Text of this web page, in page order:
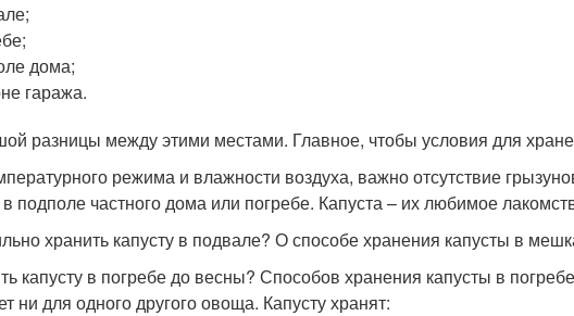
дома;
гаража.
разницы между этими местами. Главное, чтобы условия для
режима и влажности воздуха, важно отсутствие
подполе частного дома или погребе. Капуста – их любимое
хранить капусту в подвале? О способе хранения капусты в
капусту в погребе до весны? Способов хранения капусты в
ни для одного другого овоща. Капусту хранят: